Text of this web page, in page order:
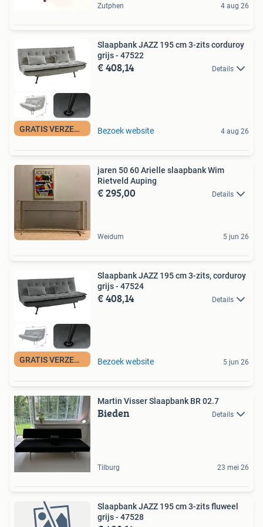
Zutphen 4 aug 26
GRATIS VERZENDING
Slaapbank JAZZ 195 cm 3-zits corduroy
grijs - 47522
€ 408,14 Details
Bezoek website 4 aug 26
jaren 50 60 Arielle slaapbank Wim
Rietveld Auping
€ 295,00 Details
Weidum 5 jun 26
GRATIS VERZENDING
Slaapbank JAZZ 195 cm 3-zits, corduroy
grijs - 47524
€ 408,14 Details
Bezoek website 5 jun 26
Martin Visser Slaapbank BR 02.7
Bieden Details
Tilburg 23 mei 26
Slaapbank JAZZ 195 cm 3-zits fluweel
grijs - 47528